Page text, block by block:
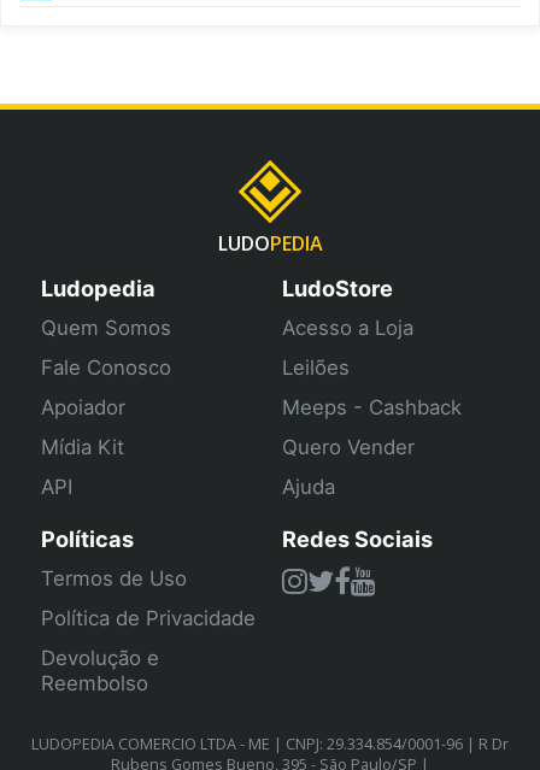
LUDOPEDIA
Ludopedia
Quem Somos
Fale Conosco
Apoiador
Mídia Kit
API
LudoStore
Acesso a Loja
Leilões
Meeps - Cashback
Quero Vender
Ajuda
Políticas
Termos de Uso
Política de Privacidade
Devolução e
Reembolso
Redes Sociais
LUDOPEDIA COMERCIO LTDA - ME | CNPJ: 29.334.854/0001-96 | R Dr
Rubens Gomes Bueno, 395 - São Paulo/SP |